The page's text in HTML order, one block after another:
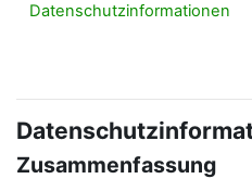
Datenschutzinformationen
Zusammenfassung